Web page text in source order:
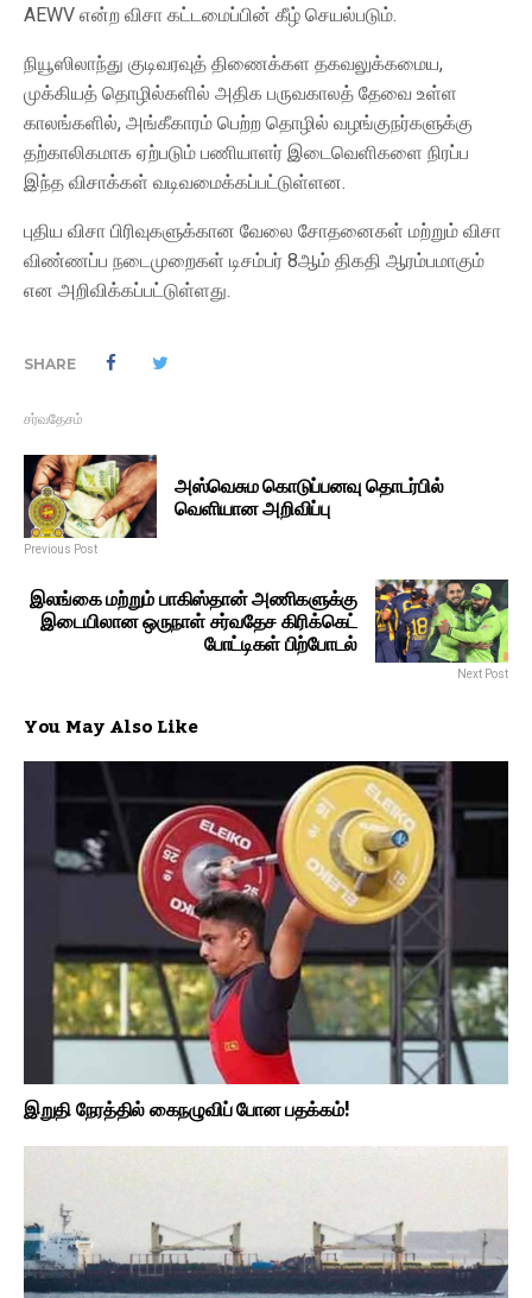
AEWV என்ற விசா கட்டமைப்பின் கீழ் செயல்படும்.
நியூஸிலாந்து குடிவரவுத் திணைக்கள தகவலுக்கமைய,
முக்கியத் தொழில்களில் அதிக பருவகாலத் தேவை உள்ள
காலங்களில், அங்கீகாரம் பெற்ற தொழில் வழங்குநர்களுக்கு
தற்காலிகமாக ஏற்படும் பணியாளர் இடைவெளிகளை நிரப்ப
இந்த விசாக்கள் வடிவமைக்கப்பட்டுள்ளன.
புதிய விசா பிரிவுகளுக்கான வேலை சோதனைகள் மற்றும் விசா
விண்ணப்ப நடைமுறைகள் டிசம்பர் 8ஆம் திகதி ஆரம்பமாகும்
என அறிவிக்கப்பட்டுள்ளது.
SHARE
சர்வதேசம்
அஸ்வெசும கொடுப்பனவு தொடர்பில்
வெளியான அறிவிப்பு
Previous Post
இலங்கை மற்றும் பாகிஸ்தான் அணிகளுக்கு
இடையிலான ஒருநாள் சர்வதேச கிரிக்கெட்
போட்டிகள் பிற்போடல்
Next Post
You May Also Like
இறுதி நேரத்தில் கைநழுவிப் போன பதக்கம்!